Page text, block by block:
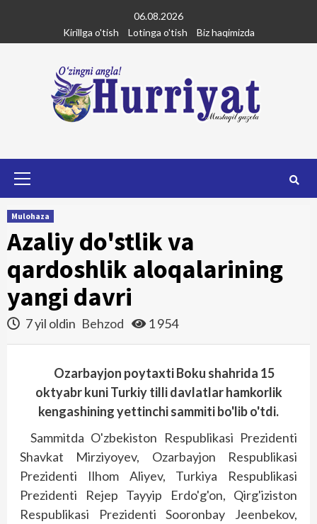
content
06.08.2026
Kirillga o'tish
Lotinga o'tish Biz haqimizda
Mulohaza
Azaliy do'stlik va
qardoshlik aloqalarining
yangi davri
7 yil oldin Behzod 1 954
Ozarbayjon poytaxti Boku shahrida 15
oktyabr kuni Turkiy tilli davlatlar hamkorlik
kengashining yettinchi sammiti bo'lib o'tdi.
Sammitda O'zbekiston Respublikasi Prezidenti
Shavkat Mirziyoyev, Ozarbayjon Respublikasi
Prezidenti Ilhom Aliyev, Turkiya Respublikasi
Prezidenti Rejep Tayyip Erdo'g'on, Qirg'iziston
Respublikasi Prezidenti Sooronbay Jeenbekov,